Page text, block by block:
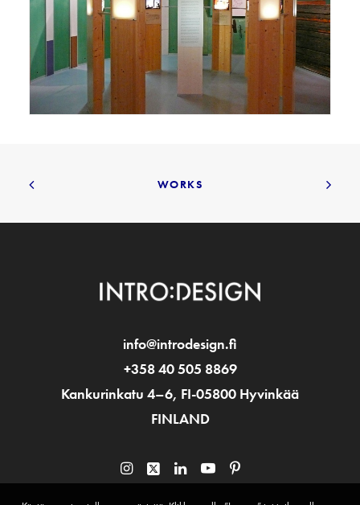
WORKS
info@introdesign.fi
+358 40 505 8869
Kankurinkatu 4–6, FI-05800 Hyvinkää
FINLAND